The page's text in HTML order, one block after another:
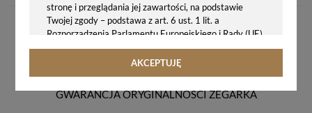
stronę i przeglądania jej zawartości, na podstawie
Twojej zgody – podstawa z art. 6 ust. 1 lit. a
Rozporządzenia Parlamentu Europejskiego i Rady (UE)
2016/679 z 27.04.2016 r. w sprawie ochrony osób
fizycznych w związku z przetwarzaniem danych
rozporządzenie o ochronie danych, tj. RODO).
AKCEPTUJĘ
GWARANCJA ORYGINALNOŚCI ZEGARKA